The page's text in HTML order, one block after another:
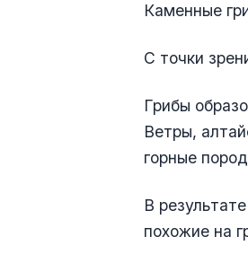
Каменные
С точки
Грибы
Ветры,
горные
В
похожие на